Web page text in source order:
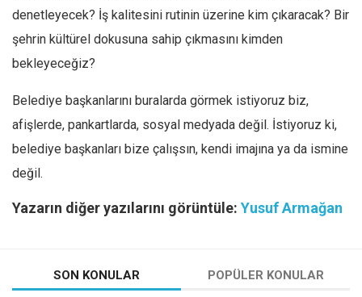
denetleyecek? İş kalitesini rutinin üzerine kim çıkaracak? Bir
şehrin kültürel dokusuna sahip çıkmasını kimden
bekleyeceğiz?
Belediye başkanlarını buralarda görmek istiyoruz biz,
afişlerde, pankartlarda, sosyal medyada değil. İstiyoruz ki,
belediye başkanları bize çalışsın, kendi imajına ya da ismine
değil.
Yazarın diğer yazılarını görüntüle: Yusuf Armağan
SON KONULAR POPÜLER KONULAR